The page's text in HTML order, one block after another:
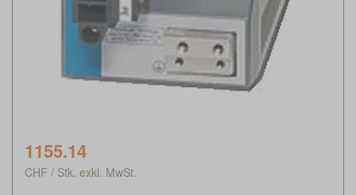
1155.14
CHF / Stk. exkl. MwSt.